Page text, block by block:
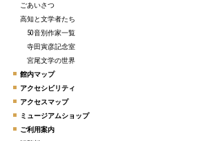
ごあいさつ
高知と文学者たち
50音別作家一覧
寺田寅彦記念室
宮尾文学の世界
館内マップ
アクセシビリティ
アクセスマップ
ミュージアムショップ
ご利用案内